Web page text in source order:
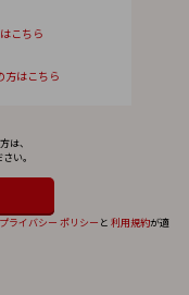
こちら
方はこちら
は、
い。
プライバシー ポリシー と 利用規約が適